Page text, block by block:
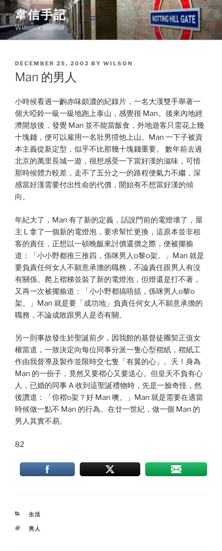
Skip
to
content
韋信手記
Wilson's Journal
POSTED
ON
DECEMBER 25, 2002 BY WILSON
Man 的男人
小時候看過一齣赤味頗濃的紀錄片，一名大漢雙手舉著一
個大啞鈴一級一級地跑上泰山，感覺很 Man。後來內地經
濟開放後，發覺 Man 並不能當飯食，外地遊客只需花上幾
十塊錢，便可以雇用一名壯男揹他上山。Man 一下子被資
本主義從新定型，似乎不比那幾十塊錢重要。 數年前去過
北京的萬里長城一遊，很想感受一下當好漢的滋味，可惜
那時候體力較差，走不了五分之一的路程便氣力不繼，深
感當好漢需要付出性命的代價，開始有不想當好漢的傾
向。
年紀大了，Man 有了新的定義，話說門前的電燈壞了，屋
主 L 拿了一個新的電燈泡，要求幫忙更換，這原本並非租
客的責任，正想以一頓晚飯來討價還價之際，便被揶揄
道：「小小野都推三推四，係咪男人o黎o架。」Man 就是
要負責任何女人不願意承擔的職務，不論責任跟男人有沒
有關係。爬上褶梯並裝了新的電燈泡，但燈還是打不著，
又再一次被揶揄道：「小小野都搞唔掂，係咪男人o黎o
架。」Man 就是要「成功地」負責任何女人不願意承擔的
職務，不論成敗跟男人是否有關。
另一則事故發生於聖誕前夕，因我館的基督徒團契正值女
權當道，一致決定向每位同事分派一隻心型褶紙，褶紙工
作由我督導及製作並限時交七隻「有翼的心」。天！身為
Man 的一份子，竟然又要褶心又要送心。但皇天不負有心
人，已婚的同事 A 收到這聖誕禮物時，先是一臉奇怪，然
後讚道：「你褶o架？好 Man 噢。」Man 就是需要在適當
時候做一點不 Man 的行為。在廿一世紀，做一個 Man 的
男人其實不易。
82
CATEGORIES
生活
TAGS
男人